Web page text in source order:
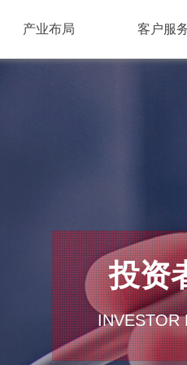
产业布局 客户服
投资
INVESTOR